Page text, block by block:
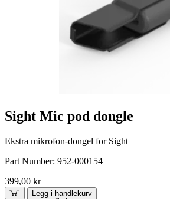
Sight Mic pod dongle
Ekstra mikrofon-dongel for Sight
Part Number: 952-000154
399,00 kr
Legg i handlekurv